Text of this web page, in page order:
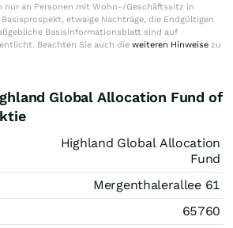
nur an Personen mit Wohn-/Geschäftssitz in
etwaige Nachträge, die Endgültigen
Basisinformationsblatt sind auf
Beachten Sie auch die weiteren Hinweise zu
Global Allocation Fund of
Highland Global Allocation
Fund
Mergenthalerallee 61
65760